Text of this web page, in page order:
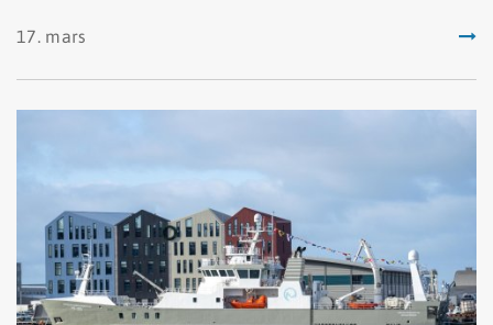
við fjölbreytt verkefni í lifandi starfsumhverfi á
17. mars